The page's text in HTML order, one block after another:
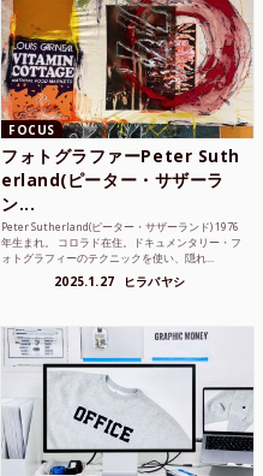
FOCUS
フォトグラファーPeter Suth
erland(ピーター・サザーラ
ン...
Peter Sutherland(ピーター・サザーランド) 1976
年生まれ。 コロラド在住。ドキュメンタリー・フ
ォトグラフィーのテクニックを使い、隠れ...
2025.1.27 ヒラバヤシ